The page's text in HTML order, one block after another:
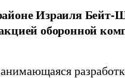
Израиля Бейт-
оборонной